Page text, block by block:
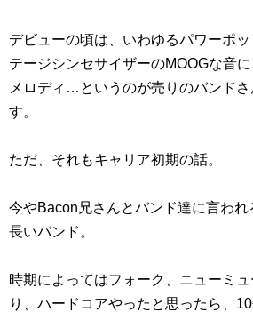
デビューの頃は、いわゆるパワーポ
テージシンセサイザーのMOOGな音
メロディ…というのが売りのバンドさ
す。
ただ、それもキャリア初期の話。
今やBacon兄さんとバンド達に言われ
長いバンド。
時期によってはフォーク、ニューミ
り、ハードコアやったと思ったら、